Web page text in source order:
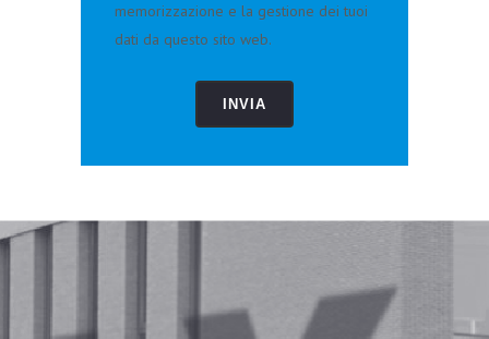
memorizzazione e la gestione dei tuoi
dati da questo sito web.